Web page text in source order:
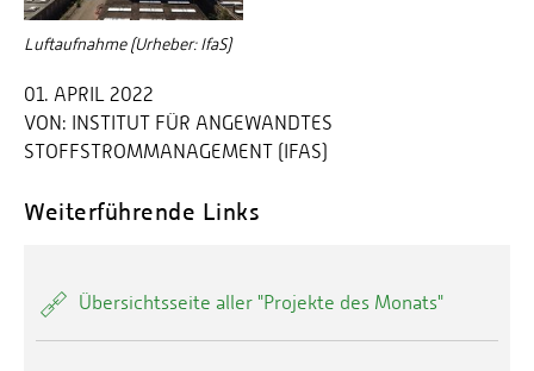
Luftaufnahme (Urheber: IfaS)
01. APRIL 2022
VON: INSTITUT FÜR ANGEWANDTES
STOFFSTROMMANAGEMENT (IFAS)
Weiterführende Links
Übersichtsseite aller "Projekte des Monats"